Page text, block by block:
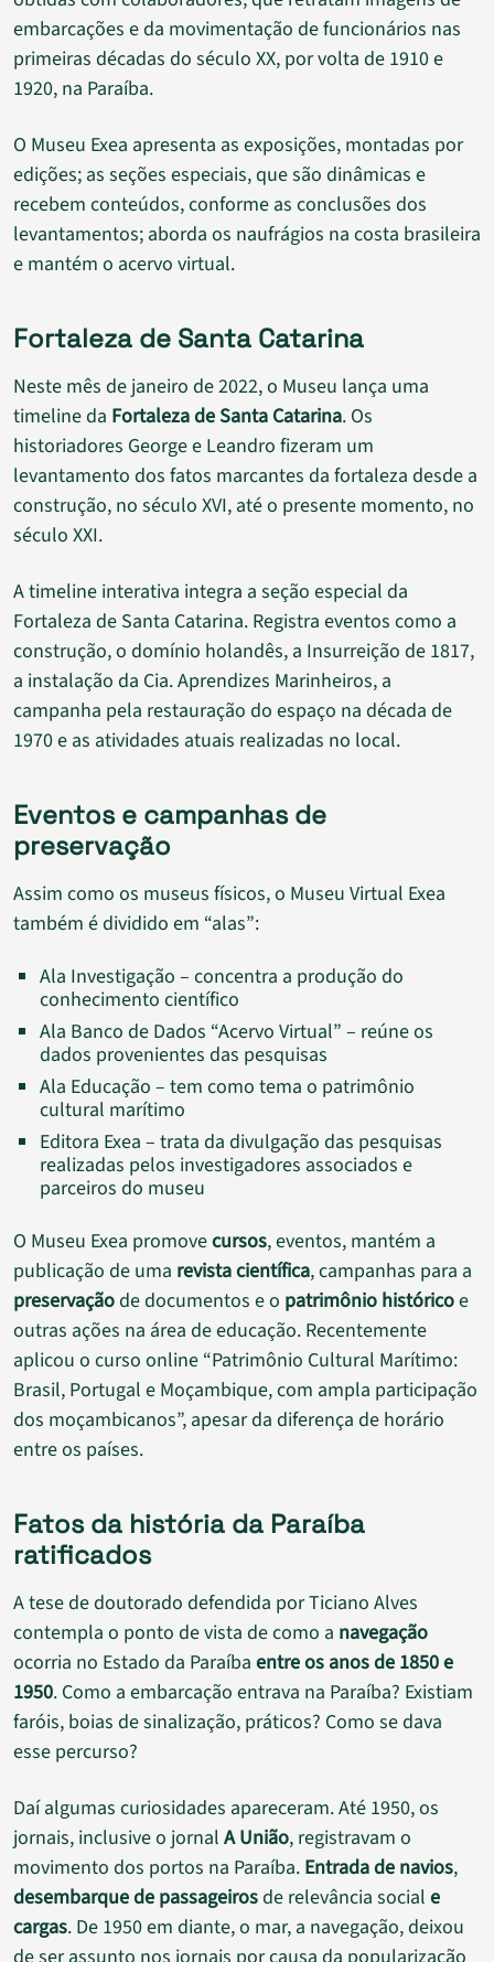
embarcações e da movimentação de funcionários nas
primeiras décadas do século XX, por volta de 1910 e
1920, na Paraíba.
O Museu Exea apresenta as exposições, montadas por
edições; as seções especiais, que são dinâmicas e
recebem conteúdos, conforme as conclusões dos
levantamentos; aborda os naufrágios na costa brasileira
e mantém o acervo virtual.
Fortaleza de Santa Catarina
Neste mês de janeiro de 2022, o Museu lança uma
timeline da Fortaleza de Santa Catarina. Os
historiadores George e Leandro fizeram um
levantamento dos fatos marcantes da fortaleza desde a
construção, no século XVI, até o presente momento, no
século XXI.
A timeline interativa integra a seção especial da
Fortaleza de Santa Catarina. Registra eventos como a
construção, o domínio holandês, a Insurreição de 1817,
a instalação da Cia. Aprendizes Marinheiros, a
campanha pela restauração do espaço na década de
1970 e as atividades atuais realizadas no local.
Eventos e campanhas de
preservação
Assim como os museus físicos, o Museu Virtual Exea
também é dividido em “alas”:
Ala Investigação – concentra a produção do
conhecimento científico
Ala Banco de Dados “Acervo Virtual” – reúne os
dados provenientes das pesquisas
Ala Educação – tem como tema o patrimônio
cultural marítimo
Editora Exea – trata da divulgação das pesquisas
realizadas pelos investigadores associados e
parceiros do museu
O Museu Exea promovecursos, eventos, mantém a
publicação de uma revista científica, campanhas para a
preservaçãode documentos e o patrimônio históricoe
outras ações na área de educação. Recentemente
aplicou o curso online “Patrimônio Cultural Marítimo:
Brasil, Portugal e Moçambique, com ampla participação
dos moçambicanos”, apesar da diferença de horário
entre os países.
Fatos da história da Paraíba
ratificados
A tese de doutorado defendida por Ticiano Alves
contempla o ponto de vista de como a navegação
ocorria no Estado da Paraíba entre os anos de 1850 e
1950. Como a embarcação entrava na Paraíba? Existiam
faróis, boias de sinalização, práticos? Como se dava
esse percurso?
Daí algumas curiosidades apareceram. Até 1950, os
jornais, inclusive o jornal A União, registravam o
movimento dos portos na Paraíba. Entrada de navios,
desembarque de passageirosde relevância social e
cargas. De 1950 em diante, o mar, a navegação, deixou